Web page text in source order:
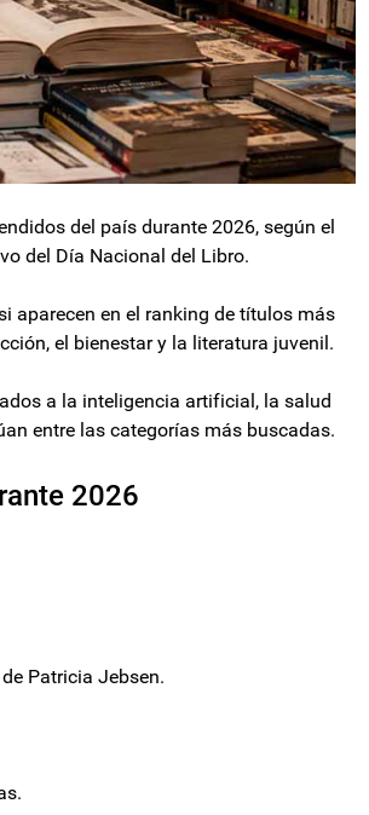
del país durante 2026, según el
del Día Nacional del Libro.
aparecen en el ranking de títulos más
el bienestar y la literatura juvenil.
a la inteligencia artificial, la salud
entre las categorías más buscadas.
2026
Patricia Jebsen.